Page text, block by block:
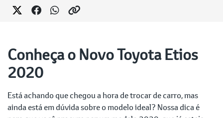
Conheça o Novo Toyota Etios
2020
Está achando que chegou a hora de trocar de carro, mas
ainda está em dúvida sobre o modelo ideal? Nossa dica é